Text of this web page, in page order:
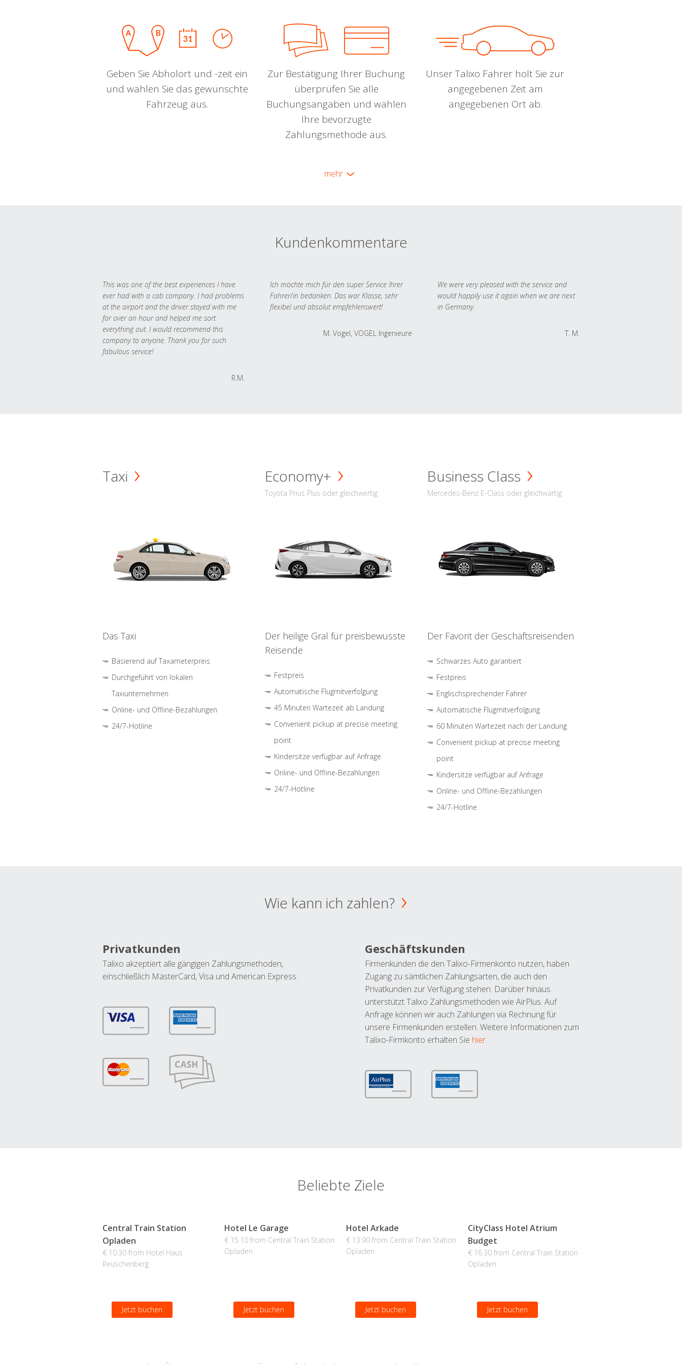
Geben Sie Abholort und -zeit ein
und wählen Sie das gewünschte
Fahrzeug aus.
Zur Bestätigung Ihrer Buchung
überprüfen Sie alle
Buchungsangaben und wählen
Ihre bevorzugte
Zahlungsmethode aus.
Unser Talixo Fahrer holt Sie zur
angegebenen Zeit am
angegebenen Ort ab.
mehr
Kundenkommentare
This was one of the best experiences I have
ever had with a cab company. I had problems
at the airport and the driver stayed with me
for over an hour and helped me sort
everything out. I would recommend this
company to anyone. Thank you for such
fabulous service!
R.M.
Ich möchte mich für den super Service Ihrer
Fahrer/in bedanken. Das war Klasse, sehr
flexibel und absolut empfehlenswert!
M. Vogel, VOGEL Ingenieure
We were very pleased with the service and
would happily use it again when we are next
in Germany.
T. M.
Taxi
Das Taxi
Basierend auf Taxameterpreis
Durchgeführt von lokalen
Taxiunternehmen
Online- und Offline-Bezahlungen
24/7-Hotline
Economy+
Toyota Prius Plus oder gleichwertig
Der heilige Gral für preisbewusste
Reisende
Festpreis
Automatische Flugmitverfolgung
45 Minuten Wartezeit ab Landung
Convenient pickup at precise meeting
point
Kindersitze verfügbar auf Anfrage
Online- und Offline-Bezahlungen
24/7-Hotline
Business Class
Mercedes-Benz E-Class oder gleichwärtig
Der Favorit der Geschäftsreisenden
Schwarzes Auto garantiert
Festpreis
Englischsprechender Fahrer
Automatische Flugmitverfolgung
60 Minuten Wartezeit nach der Landung
Convenient pickup at precise meeting
point
Kindersitze verfügbar auf Anfrage
Online- und Offline-Bezahlungen
24/7-Hotline
Wie kann ich zahlen?
Privatkunden
Talixo akzeptiert alle gängigen Zahlungsmethoden,
einschließlich MasterCard, Visa und American Express.
Geschäftskunden
Firmenkunden die den Talixo-Firmenkonto nutzen, haben
Zugang zu sämtlichen Zahlungsarten, die auch den
Privatkunden zur Verfügung stehen. Darüber hinaus
unterstützt Talixo Zahlungsmethoden wie AirPlus. Auf
Anfrage können wir auch Zahlungen via Rechnung für
unsere Firmenkunden erstellen. Weitere Informationen zum
Talixo-Firmkonto erhalten Sie hier.
Beliebte Ziele
Central Train Station
Opladen
€ 10.30 from Hotel Haus
Reuschenberg
Jetzt buchen
Hotel Le Garage
€ 15.10 from Central Train Station
Opladen
Jetzt buchen
Hotel Arkade
€ 13.90 from Central Train Station
Opladen
Jetzt buchen
CityClass Hotel Atrium
Budget
€ 16.30 from Central Train Station
Opladen
Jetzt buchen